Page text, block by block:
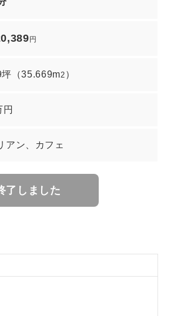
円
（35.669m2 ）
円
アン、カフェ
了しました